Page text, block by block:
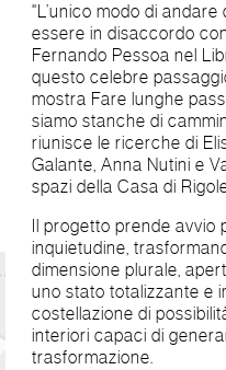
"L’unico modo di
essere in disaccordo
Fernando Pessoa nel
questo celebre
mostra Fare lunghe
siamo stanche di
riunisce le ricerche di
Galante, Anna Nutini e
spazi della Casa di
Il progetto prende avvio
inquietudine,
dimensione plurale,
uno stato totalizzante e
costellazione di
interiori capaci di
trasformazione.